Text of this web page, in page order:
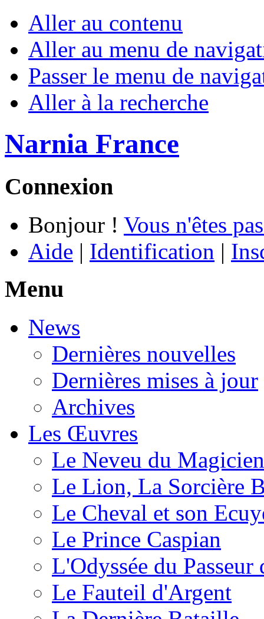
Aller au contenu
Aller au menu de
Passer le menu de
Aller à la recherche
Narnia France
Connexion
Bonjour ! Vous n'êtes
Aide | Identification |
Menu
News
Dernières nouvelles
Dernières mises à jour
Archives
Les Œuvres
Le Neveu du Magicien
Le Lion, La Sorcière
Le Cheval et son
Le Prince Caspian
L'Odyssée du
Le Fauteil d'Argent